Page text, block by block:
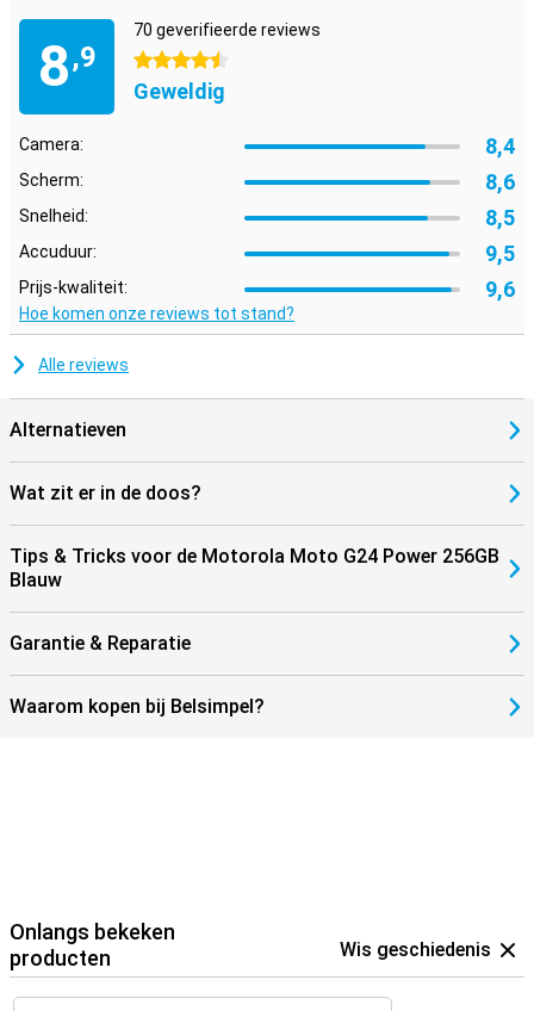
8,9
70 geverifieerde reviews
4.5 sterren
Geweldig
Camera: 8,4
Scherm: 8,6
Snelheid: 8,5
Accuduur: 9,5
Prijs-kwaliteit: 9,6
Hoe komen onze reviews tot stand?
Alle reviews
Alternatieven
Wat zit er in de doos?
Tips & Tricks voor de Motorola Moto G24 Power 256GB
Blauw
Garantie & Reparatie
Waarom kopen bij Belsimpel?
Onlangs bekeken
producten
Wis geschiedenis